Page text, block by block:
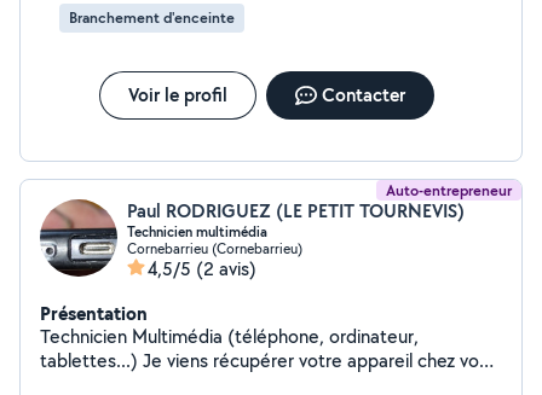
bricolage. A retenir : INFORMATIQUE / ÉLECTRONIQUE
ÉLECTRICITÉ / BRICOLAGE/ DOMOTIQUE / PORTAIL /
soumettre vos problématiques et projets. A bientôt
pour vous rendre service.
Branchement d'enceinte
Voir le profil Contacter
Auto-entrepreneur
Paul RODRIGUEZ (LE PETIT TOURNEVIS)
Technicien multimédia
Cornebarrieu (Cornebarrieu)
4,5/5 (2 avis)
Présentation
Technicien Multimédia (téléphone, ordinateur,
tablettes...) Je viens récupérer votre appareil chez vous